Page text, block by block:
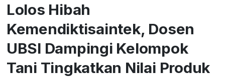
Lolos Hibah
Kemendiktisaintek, Dosen
UBSI Dampingi Kelompok
Tani Tingkatkan Nilai Produk